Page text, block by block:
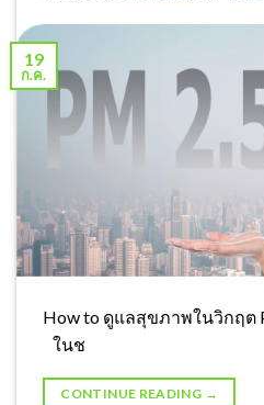
19
ก.ค.
How to ดูแลสุขภาพในวิกฤต
ในช
CONTINUE READING →